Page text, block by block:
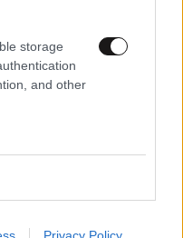
storage
and other
Privacy Policy